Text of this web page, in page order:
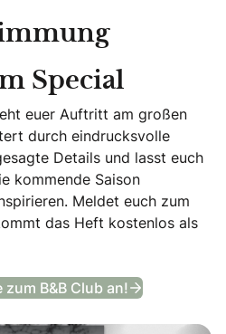
Special
euer Auftritt am großen
durch eindrucksvolle
Details und lasst euch
kommende Saison
Meldet euch zum
das Heft kostenlos als
B&B Club an! Das